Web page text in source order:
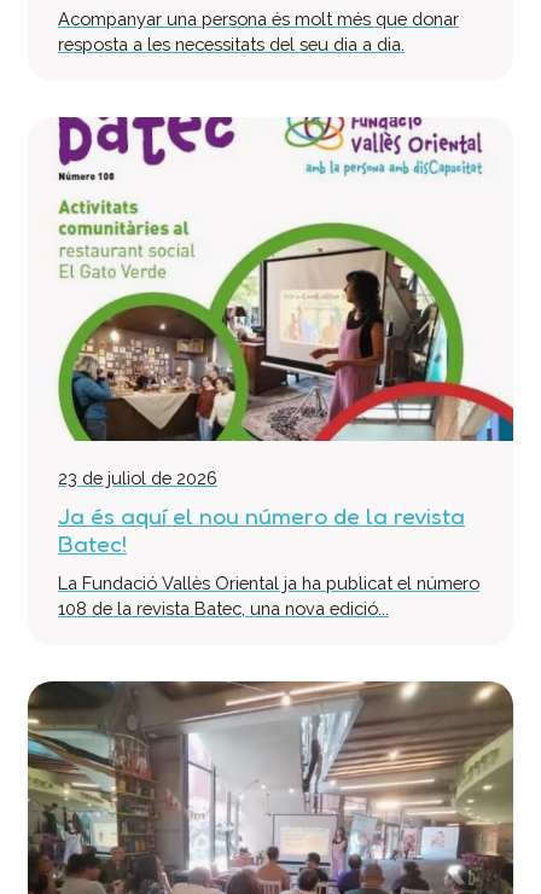
Col·labora
Projectes
Notícies
Acompanyar una persona és molt més que donar
resposta a les necessitats del seu dia a dia.
23 de juliol de 2026
Ja és aquí el nou número de la revista
Batec!
La Fundació Vallès Oriental ja ha publicat el número
108 de la revista Batec, una nova edició...